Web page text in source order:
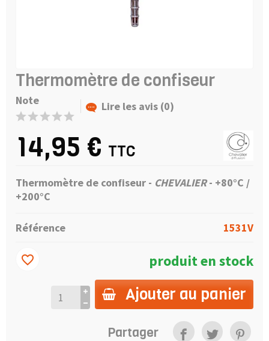
Thermomètre de confiseur
Note Lire les avis (0)
14,95 € TTC
Thermomètre de confiseur - CHEVALIER- +80°C /
+200°C
Référence 1531V
produit en stock
Ajouter au panier
favorite_border
Partager